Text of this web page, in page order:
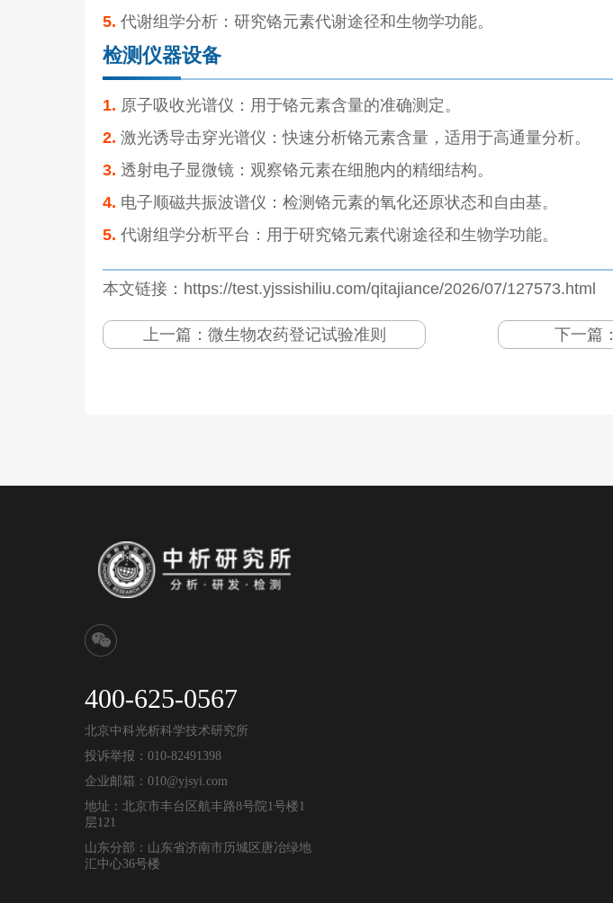
5. 代谢组学分析：研究铬元素代谢途径和生物学功能。
检测仪器设备
1. 原子吸收光谱仪：用于铬元素含量的准确测定。
2. 激光诱导击穿光谱仪：快速分析铬元素含量，适用于高通量分析。
3. 透射电子显微镜：观察铬元素在细胞内的精细结构。
4. 电子顺磁共振波谱仪：检测铬元素的氧化还原状态和自由基。
5. 代谢组学分析平台：用于研究铬元素代谢途径和生物学功能。
本文链接：https://test.yjssishiliu.com/qitajiance/2026/07/127573.html
上一篇： 微生物农药登记试验准则 下一篇：
400-625-0567
北京中科光析科学技术研究所
投诉举报：010-82491398
企业邮箱：010@yjsyi.com
地址：北京市丰台区航丰路8号院1号楼1
层121
山东分部：山东省济南市历城区唐冶绿地
汇中心36号楼